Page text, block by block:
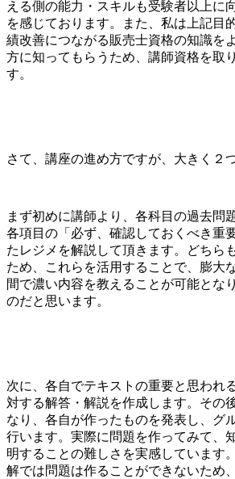
える側の能力・スキルも受験者以上に
を感じております。また、私は上記目
績改善につながる販売士資格の知識を
方に知ってもらうため、講師資格を取
す。
さて、講座の進め方ですが、大きく２
まず初めに講師より、各科目の過去問
各項目の「必ず、確認しておくべき重
たレジメを解説して頂きます。どちら
ため、これらを活用することで、膨大
間で濃い内容を教えることが可能とな
のだと思います。
次に、各自でテキストの重要と思われ
対する解答・解説を作成します。その
なり、各自が作ったものを発表し、グ
行います。実際に問題を作ってみて、
明することの難しさを実感しています
解では問題は作ることができないため